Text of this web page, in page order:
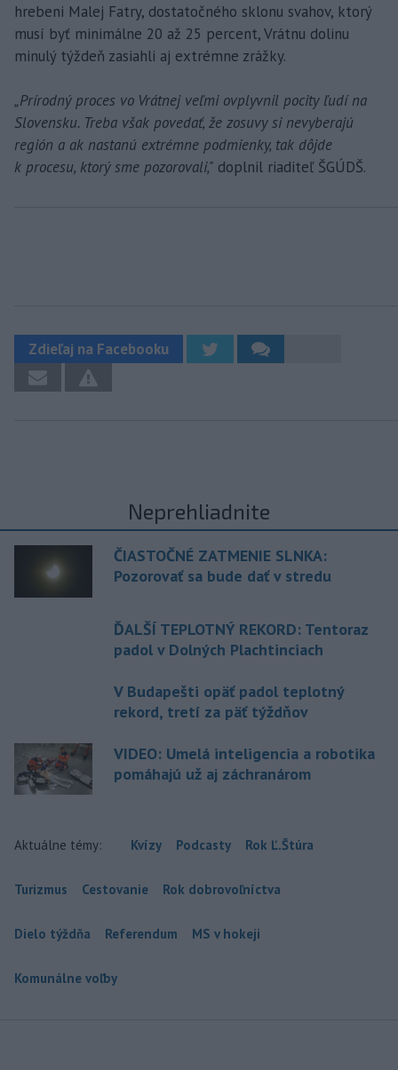
hrebeni Malej Fatry, dostatočného sklonu svahov, ktorý
musí byť minimálne 20 až 25 percent, Vrátnu dolinu
minulý týždeň zasiahli aj extrémne zrážky.
„Prírodný proces vo Vrátnej veľmi ovplyvnil pocity ľudí na
Slovensku. Treba však povedať, že zosuvy si nevyberajú
región a ak nastanú extrémne podmienky, tak dôjde
k procesu, ktorý sme pozorovali," doplnil riaditeľ ŠGÚDŠ.
Zdieľaj na Facebooku
Neprehliadnite
ČIASTOČNÉ ZATMENIE SLNKA:
Pozorovať sa bude dať v stredu
ĎALŠÍ TEPLOTNÝ REKORD: Tentoraz
padol v Dolných Plachtinciach
V Budapešti opäť padol teplotný
rekord, tretí za päť týždňov
VIDEO: Umelá inteligencia a robotika
pomáhajú už aj záchranárom
Aktuálne témy: Kvízy Podcasty Rok Ľ.Štúra
Turizmus Cestovanie Rok dobrovoľníctva
Dielo týždňa Referendum MS v hokeji
Komunálne voľby